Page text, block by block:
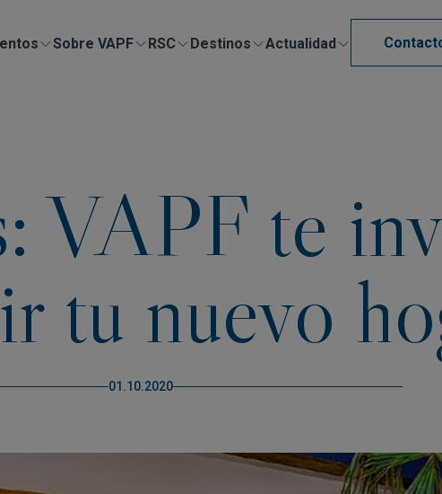
Sobre VAPF RSC Destinos Actualidad
VAPF te
tu nuevo
01.10.2020